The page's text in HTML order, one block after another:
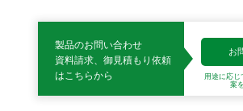
製品のお問い合わせ
資料請求、御見積もり依頼
はこちらから
お
用途に応
案